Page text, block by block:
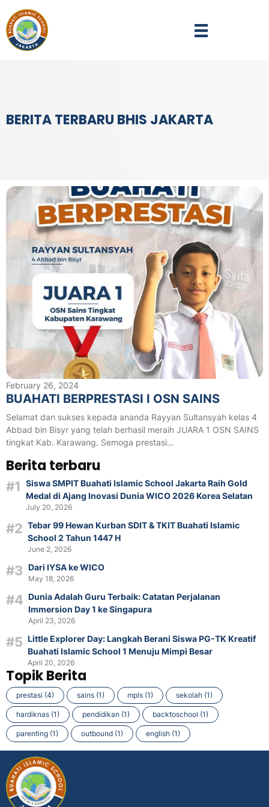
BERITA TERBARU BHIS JAKARTA
February 26, 2024
BUAHATI BERPRESTASI I OSN SAINS
Selamat dan sukses kepada ananda Rayyan Sultansyah kelas 4
Abbad bin Bisyr yang telah berhasil meraih JUARA 1 OSN SAINS
tingkat Kab. Karawang. Semoga prestasi…
Berita terbaru
Siswa SMPIT Buahati Islamic School Jakarta Raih Gold
Medal di Ajang Inovasi Dunia WICO 2026 Korea Selatan
July 20, 2026
Tebar 99 Hewan Kurban SDIT & TKIT Buahati Islamic
School 2 Tahun 1447 H
June 2, 2026
Dari IYSA ke WICO
May 18, 2026
Dunia Adalah Guru Terbaik: Catatan Perjalanan
Immersion Day 1 ke Singapura
April 23, 2026
Little Explorer Day: Langkah Berani Siswa PG-TK Kreatif
Buahati Islamic School 1 Menuju Mimpi Besar
April 20, 2026
Topik Berita
prestasi (4) sains (1) mpls (1) sekolah (1)
hardiknas (1) pendidikan (1) backtoschool (1)
parenting (1) outbound (1) english (1)